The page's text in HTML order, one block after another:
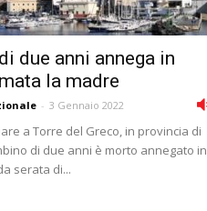
due anni annega in
la madre
- 3 Gennaio 2022
a Torre del Greco, in provincia di
di due anni è morto annegato in
serata di...